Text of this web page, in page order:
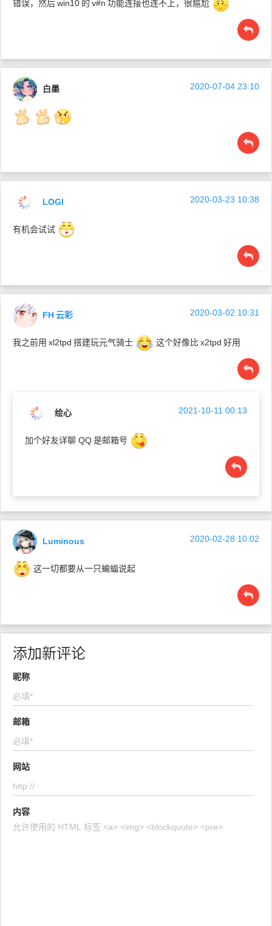
错误，然后win10 的 v#n 功能连接也连不上，很尴尬
白墨 2020-07-04 23:10
LOGI 2020-03-23 10:38
有机会试试
FH云彩 2020-03-02 10:31
我之前用 xl2tpd 搭建玩元气骑士 这个好像比x2tpd 好用
绘心 2021-10-11 00:13
加个好友详聊 QQ是邮箱号
Luminous 2020-02-28 10:02
这一切都要从一只蝙蝠说起
添加新评论
昵称
邮箱
网站
内容